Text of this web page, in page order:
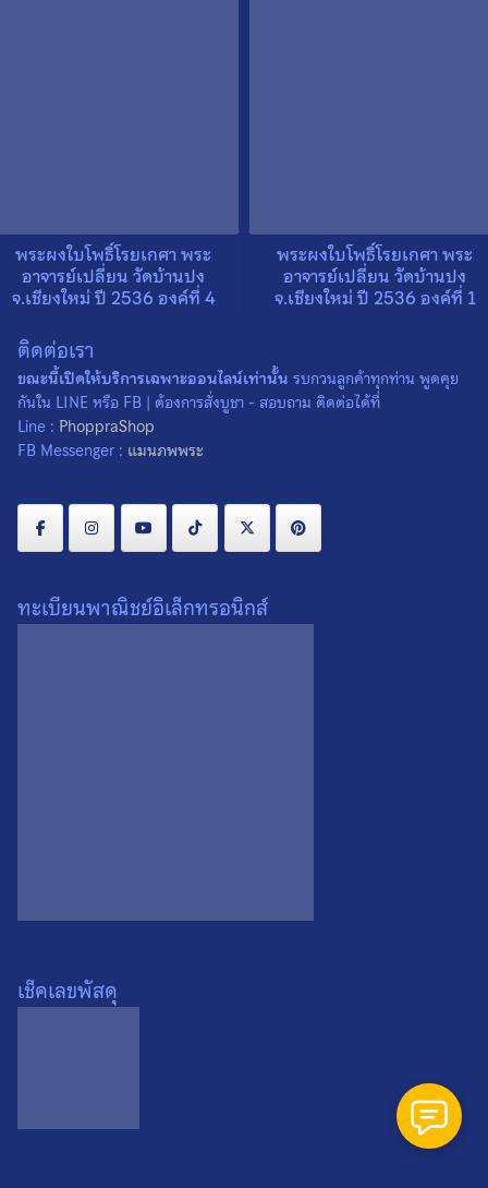
พระผงใบโพธิ์โรยเกศา พระ
อาจารย์เปลี่ยน วัดบ้านปง
จ.เชียงใหม่ ปี 2536 องค์ที่ 4
พระผงใบโพธิ์โรยเกศา พระ
อาจารย์เปลี่ยน วัดบ้านปง
จ.เชียงใหม่ ปี 2536 องค์ที่ 1
พระผงใบโพธิ์โรยเกศา พระ พระผงใบโพธิ์โรยเกศา พระ
พระผงใบโพธิ์โรยเกศา พระ
ติดต่อเรา
ขณะนี้เปิดให้บริการเฉพาะออนไลน์เท่านั้น รบกวนลูกค้าทุกท่าน พูดคุย
กันใน LINE หรือ FB | ต้องการสั่งบูชา - สอบถาม ติดต่อได้ที่
Line : PhoppraShop
FB Messenger : แมนภพพระ
ทะเบียนพาณิชย์อิเล็กทรอนิกส์
เช็คเลขพัสดุ